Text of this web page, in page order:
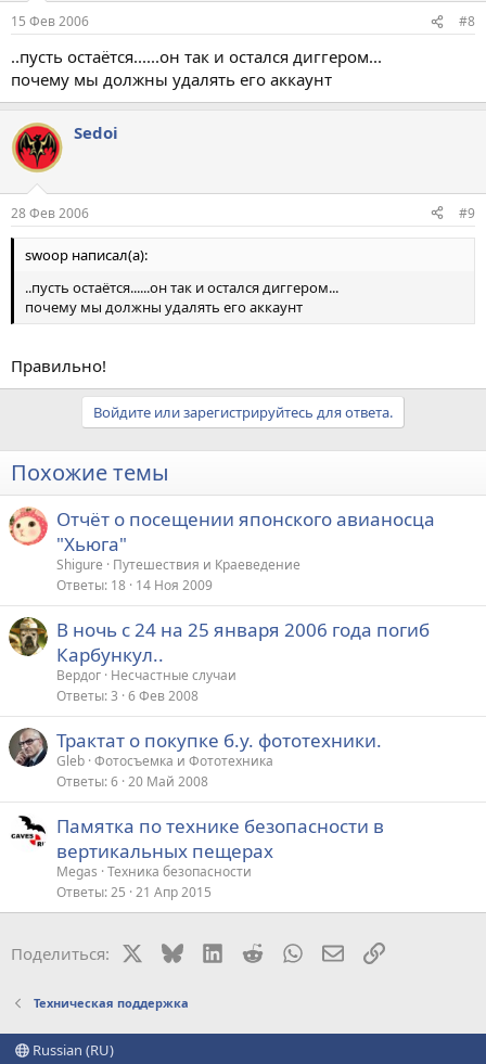
15 Фев 2006 #8
..пусть остаётся......он так и остался диггером...
почему мы должны удалять его аккаунт
Sedoi
28 Фев 2006 #9
swoop написал(а):
..пусть остаётся......он так и остался диггером...
почему мы должны удалять его аккаунт
Правильно!
Войдите или зарегистрируйтесь для ответа.
Похожие темы
Отчёт о посещении японского авианосца
"Хьюга"
Shigure
Путешествия и Краеведение
Ответы 18 14 Ноя 2009
В ночь с 24 на 25 января 2006 года погиб
Карбункул..
Вердог Несчастные случаи
Ответы 3 6 Фев 2008
Трактат о покупке б.у. фототехники.
Gleb Фотосъемка и Фототехника
Ответы 6 20 Май 2008
Памятка по технике безопасности в
вертикальных пещерах
Megas Техника безопасности
Ответы 25 21 Апр 2015
Поделиться: BlueskyLinkedIn
RedditWhatsAppЭлектронная
Ссылка
Техническая поддержка
Russian (RU)